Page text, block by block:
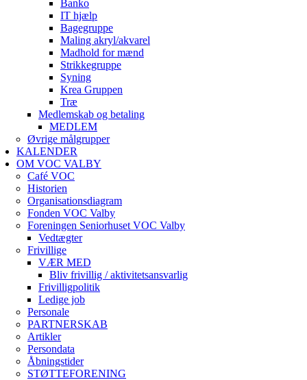
Banko
IT hjælp
Bagegruppe
Maling akryl/akvarel
Madhold for mænd
Strikkegruppe
Syning
Krea Gruppen
Træ
Medlemskab og betaling
MEDLEM
Øvrige målgrupper
KALENDER
OM VOC VALBY
Café VOC
Historien
Organisationsdiagram
Fonden VOC Valby
Foreningen Seniorhuset VOC Valby
Vedtægter
Frivillige
VÆR MED
Bliv frivillig / aktivitetsansvarlig
Frivilligpolitik
Ledige job
Personale
PARTNERSKAB
Artikler
Persondata
Åbningstider
STØTTEFORENING